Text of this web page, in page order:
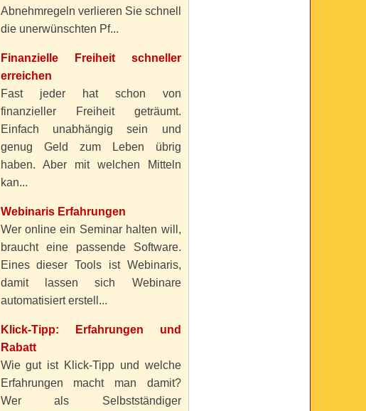
Abnehmregeln verlieren Sie schnell
die unerwünschten Pf...
Finanzielle Freiheit schneller
erreichen
Fast jeder hat schon von
finanzieller Freiheit geträumt.
Einfach unabhängig sein und
genug Geld zum Leben übrig
haben. Aber mit welchen Mitteln
kan...
Webinaris Erfahrungen
Wer online ein Seminar halten will,
braucht eine passende Software.
Eines dieser Tools ist Webinaris,
damit lassen sich Webinare
automatisiert erstell...
Klick-Tipp: Erfahrungen und
Rabatt
Wie gut ist Klick-Tipp und welche
Erfahrungen macht man damit?
Wer als Selbstständiger